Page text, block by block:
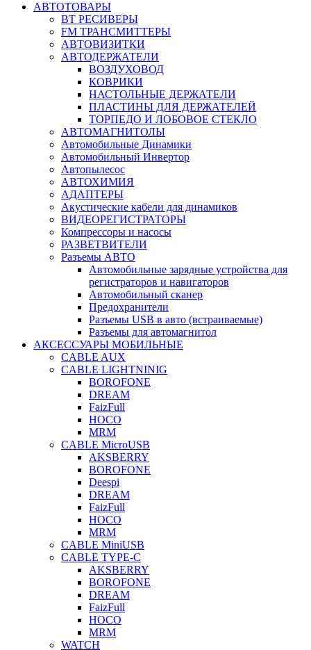
АВТОТОВАРЫ
BT РЕСИВЕРЫ
FM ТРАНСМИТТЕРЫ
АВТОВИЗИТКИ
АВТОДЕРЖАТЕЛИ
ВОЗДУХОВОД
КОВРИКИ
НАСТОЛЬНЫЕ ДЕРЖАТЕЛИ
ПЛАСТИНЫ ДЛЯ ДЕРЖАТЕЛЕЙ
ТОРПЕДО И ЛОБОВОЕ СТЕКЛО
АВТОМАГНИТОЛЫ
Автомобильные Динамики
Автомобильный Инвертор
Автопылесос
АВТОХИМИЯ
АДАПТЕРЫ
Акустические кабели для динамиков
ВИДЕОРЕГИСТРАТОРЫ
Компрессоры и насосы
РАЗВЕТВИТЕЛИ
Разъемы АВТО
Автомобильные зарядные устройства для
регистраторов и навигаторов
Автомобильный сканер
Предохранители
Разъемы USB в авто (встраиваемые)
Разъемы для автомагнитол
АКСЕССУАРЫ МОБИЛЬНЫЕ
CABLE AUX
CABLE LIGHTNINIG
BOROFONE
DREAM
FaizFull
HOCO
MRM
CABLE MicroUSB
AKSBERRY
BOROFONE
Deespi
DREAM
FaizFull
HOCO
MRM
CABLE MiniUSB
CABLE TYPE-C
AKSBERRY
BOROFONE
DREAM
FaizFull
HOCO
MRM
WATCH